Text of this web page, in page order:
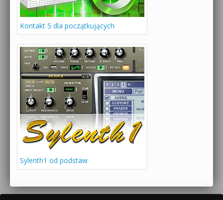
Kontakt 5 dla początkujących
Sylenth1 od podstaw